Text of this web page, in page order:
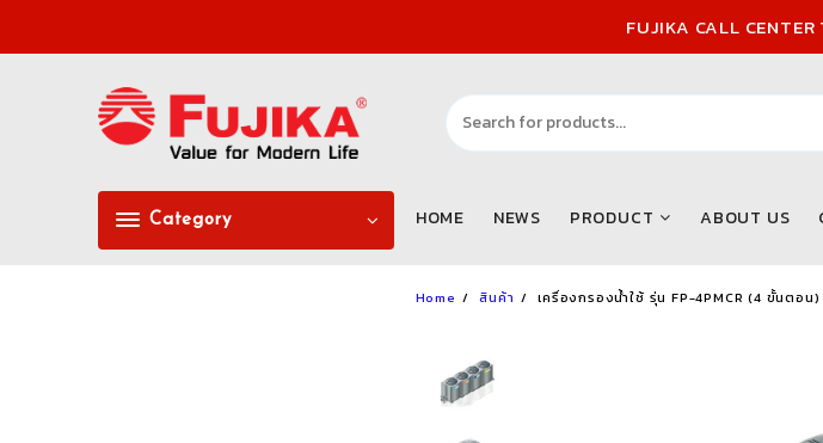
content
FUJIKA CALL
Category HOME NEWS PRODUCT ABOUT US
Home สินค้า เครื่องกรองน้ำใช้ รุ่น FP-4PMCR (4 ขั้นตอน)